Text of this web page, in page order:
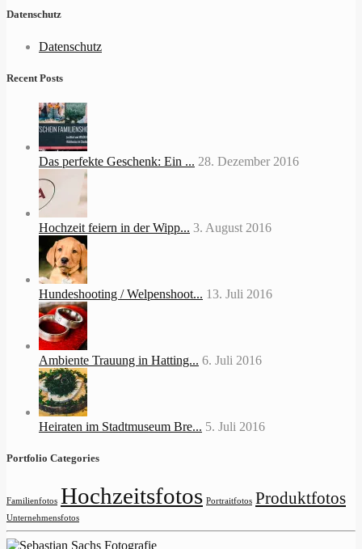
Datenschutz
Datenschutz
Recent Posts
Das perfekte Geschenk: Ein ... 28. Dezember 2016
Hochzeit feiern in der Wipp... 3. August 2016
Hundeshooting / Welpenshoot... 13. Juli 2016
Ambiente Trauung in Hatting... 6. Juli 2016
Heiraten im Stadtmuseum Bre... 5. Juli 2016
Portfolio Categories
Familienfotos Hochzeitsfotos Portraitfotos Produktfotos
Unternehmensfotos